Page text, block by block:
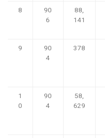
88,
141
90
6
8
378
90
4
9
58,
629
90
4
1
0